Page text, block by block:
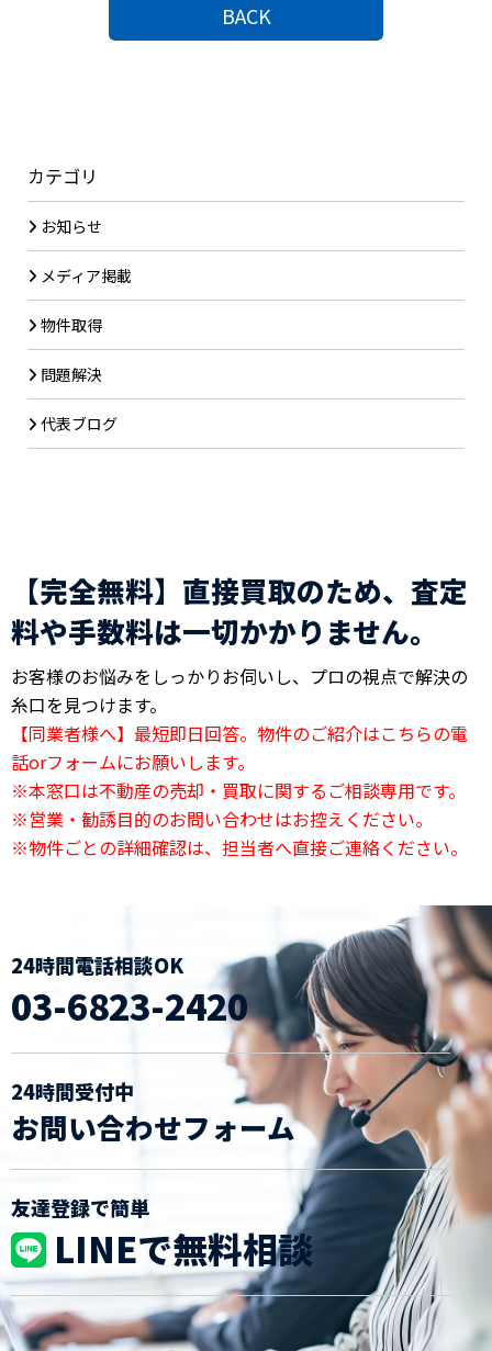
BACK
カテゴリ
お知らせ
メディア掲載
物件取得
問題解決
代表ブログ
【完全無料】直接買取のため、査定
料や手数料は一切かかりません。
お客様のお悩みをしっかりお伺いし、プロの視点で解決の
糸口を見つけます。
【同業者様へ】最短即日回答。物件のご紹介はこちらの電
話orフォームにお願いします。
※本窓口は不動産の売却・買取に関するご相談専用です。
※営業・勧誘目的のお問い合わせはお控えください。
※物件ごとの詳細確認は、担当者へ直接ご連絡ください。
24時間電話相談OK
03-6823-2420
24時間受付中
お問い合わせフォーム
友達登録で簡単
LINEで無料相談